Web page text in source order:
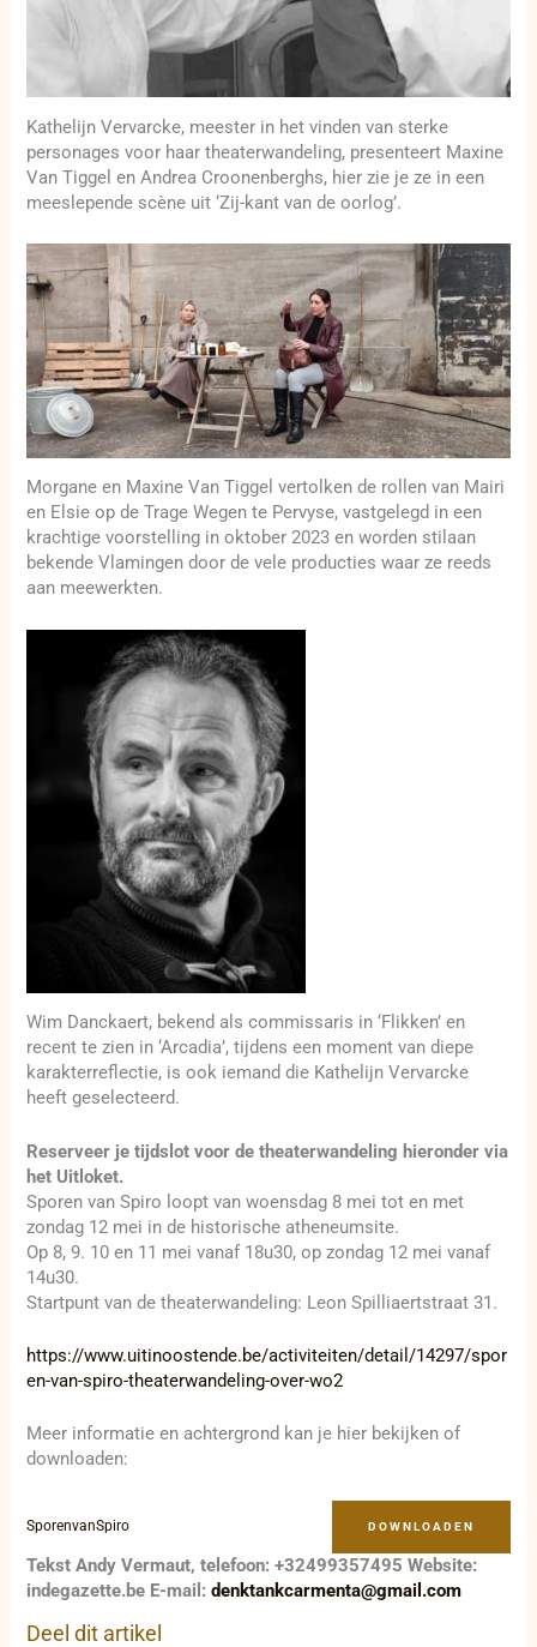
Kathelijn Vervarcke, meester in het vinden van sterke
personages voor haar theaterwandeling, presenteert Maxine
Van Tiggel en Andrea Croonenberghs, hier zie je ze in een
meeslepende scène uit ‘Zij-kant van de oorlog’.
Morgane en Maxine Van Tiggel vertolken de rollen van Mairi
en Elsie op de Trage Wegen te Pervyse, vastgelegd in een
krachtige voorstelling in oktober 2023 en worden stilaan
bekende Vlamingen door de vele producties waar ze reeds
aan meewerkten.
Wim Danckaert, bekend als commissaris in ‘Flikken’ en
recent te zien in ‘Arcadia’, tijdens een moment van diepe
karakterreflectie, is ook iemand die Kathelijn Vervarcke
heeft geselecteerd.
Reserveer je tijdslot voor de theaterwandeling hieronder via
het Uitloket.
Sporen van Spiro loopt van woensdag 8 mei tot en met
zondag 12 mei in de historische atheneumsite.
Op 8, 9. 10 en 11 mei vanaf 18u30, op zondag 12 mei vanaf
14u30.
Startpunt van de theaterwandeling: Leon Spilliaertstraat 31.
https://www.uitinoostende.be/activiteiten/detail/14297/spor
en-van-spiro-theaterwandeling-over-wo2
Meer informatie en achtergrond kan je hier bekijken of
downloaden:
SporenvanSpiro DOWNLOADEN
Tekst Andy Vermaut, telefoon: +32499357495 Website:
indegazette.be E-mail:denktankcarmenta@gmail.com
Deel dit artikel